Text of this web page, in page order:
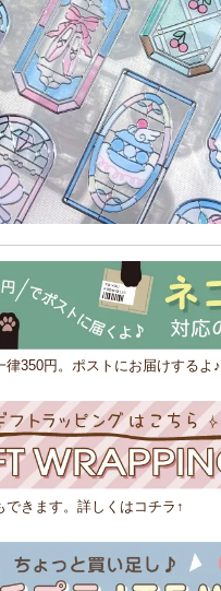
律350円。ポストにお届けするよ♪
できます。詳しくはコチラ↑